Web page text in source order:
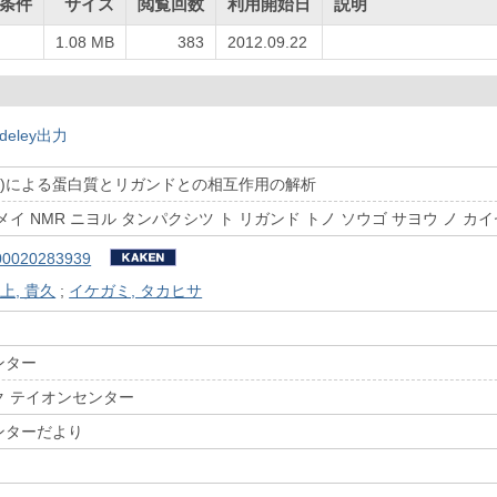
1.08 MB 383 2012.09.22
出力
よる蛋白質とリガンドとの相互作用の解析
イ NMR ニヨル タンパクシツ ト リガンド トノ ソウゴ サヨウ ノ カ
, 貴久 ; イケガミ, タカヒサ
ター
テイオンセンター
ーだより